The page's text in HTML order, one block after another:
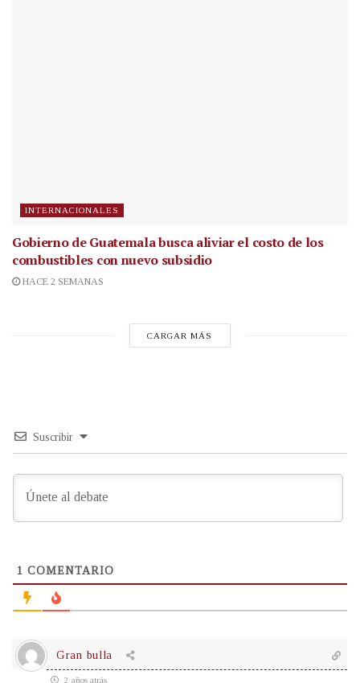
INTERNACIONALES
Gobierno de Guatemala busca aliviar el costo de los
combustibles con nuevo subsidio
HACE 2 SEMANAS
CARGAR MÁS
Suscribir
1 COMENTARIO
Gran bulla
2 años atrás